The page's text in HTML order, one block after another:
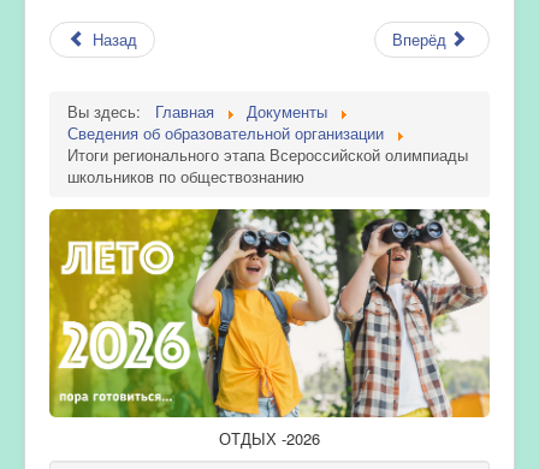
Назад Вперёд
Вы здесь: Главная
Документы
Сведения об образовательной организации
Итоги регионального этапа Всероссийской олимпиады
школьников по обществознанию
ОТДЫХ -2026